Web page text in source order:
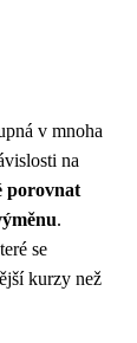
v mnoha
na
porovnat
.
se
kurzy než